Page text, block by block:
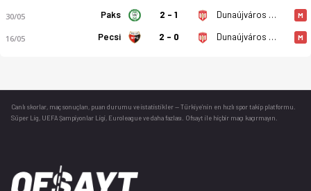
30/05 Paks 2 - 1 Dunaújváros PASE M
16/05 Pecsi 2 - 0 Dunaújváros PASE M
Canlı skorlar , maç sonuçları, puan durumu ve istatistikler — Türkiye’nin en hızlı spor takip platformu.
Süper Lig, UEFA Şampiyonlar Ligi, Euroleague ve daha fazlası. Ofsayt ile hiçbir maçı kaçırmayın.